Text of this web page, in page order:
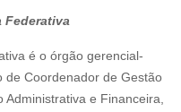
Federativa
é o órgão gerencial-
de Coordenador de Gestão
e Financeira,